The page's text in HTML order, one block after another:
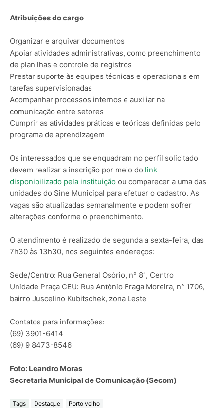
Atribuições do cargo
Organizar e arquivar documentos
Apoiar atividades administrativas, como preenchimento
de planilhas e controle de registros
Prestar suporte às equipes técnicas e operacionais em
tarefas supervisionadas
Acompanhar processos internos e auxiliar na
comunicação entre setores
Cumprir as atividades práticas e teóricas definidas pelo
programa de aprendizagem
Os interessados que se enquadram no perfil solicitado
devem realizar a inscrição por meio do link
disponibilizado pela instituição ou comparecer a uma das
unidades do Sine Municipal para efetuar o cadastro. As
vagas são atualizadas semanalmente e podem sofrer
alterações conforme o preenchimento.
O atendimento é realizado de segunda a sexta-feira, das
7h30 às 13h30, nos seguintes endereços:
Sede/Centro: Rua General Osório, n° 81, Centro
Unidade Praça CEU: Rua Antônio Fraga Moreira, n° 1706,
bairro Juscelino Kubitschek, zona Leste
Contatos para informações:
(69) 3901-6414
(69) 9 8473-8546
Foto: Leandro Moras
Secretaria Municipal de Comunicação (Secom)
Tags Destaque Porto velho